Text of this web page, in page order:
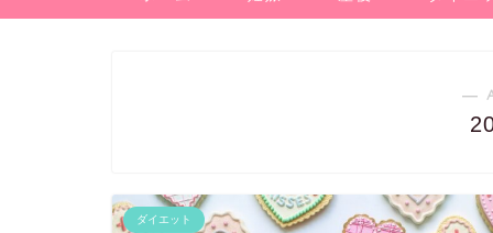
―
ダイエット